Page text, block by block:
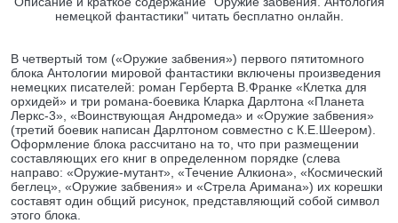
немецкой фантастики" читать бесплатно онлайн.
В четвертый том («Оружие забвения») первого пятитомного
блока Антологии мировой фантастики включены произведения
немецких писателей: роман Герберта В.Франке «Клетка для
орхидей» и три романа-боевика Кларка Дарлтона «Планета
Леркс-3», «Воинствующая Андромеда» и «Оружие забвения»
(третий боевик написан Дарлтоном совместно с К.Е.Шеером).
Оформление блока рассчитано на то, что при размещении
составляющих его книг в определенном порядке (слева
направо: «Оружие-мутант», «Течение Алкиона», «Космический
беглец», «Оружие забвения» и «Стрела Аримана») их корешки
составят один общий рисунок, представляющий собой символ
этого блока.